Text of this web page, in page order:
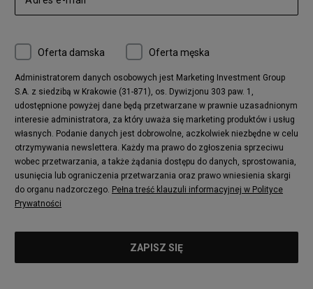
Oferta damska Oferta męska
Administratorem danych osobowych jest Marketing Investment Group
S.A. z siedzibą w Krakowie (31-871), os. Dywizjonu 303 paw. 1,
udostępnione powyżej dane będą przetwarzane w prawnie uzasadnionym
interesie administratora, za który uważa się marketing produktów i usług
własnych. Podanie danych jest dobrowolne, aczkolwiek niezbędne w celu
otrzymywania newslettera. Każdy ma prawo do zgłoszenia sprzeciwu
wobec przetwarzania, a także żądania dostępu do danych, sprostowania,
usunięcia lub ograniczenia przetwarzania oraz prawo wniesienia skargi
do organu nadzorczego. Pełna treść klauzuli informacyjnej w Polityce
Prywatności